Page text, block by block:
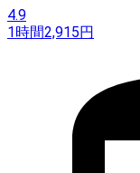
4.9
1時間2,915円